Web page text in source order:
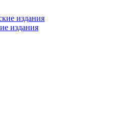
издания
издания